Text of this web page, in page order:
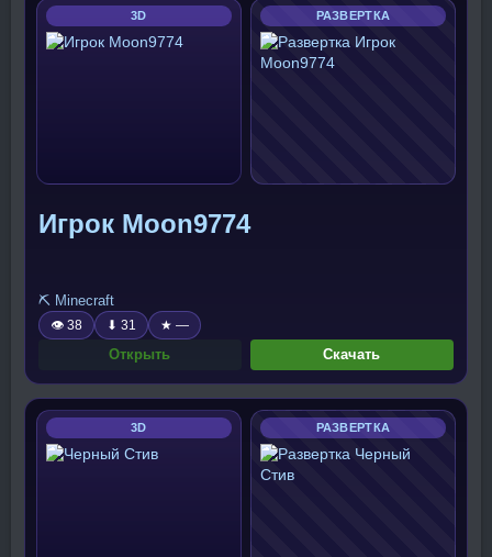
3D РАЗВЕРТКА
Игрок Moon9774
⛏️ Minecraft
👁 38 ⬇ 31 ★ —
Открыть Скачать
3D РАЗВЕРТКА